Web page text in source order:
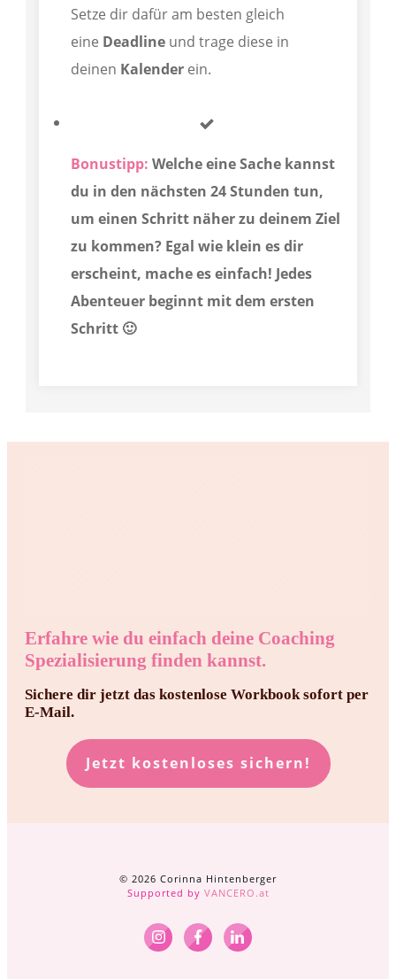
Setze dir dafür am besten gleich
eine Deadline und trage diese in
deinen Kalender ein.
Bonustipp: Welche eine Sache kannst
du in den nächsten 24 Stunden tun,
um einen Schritt näher zu deinem Ziel
zu kommen? Egal wie klein es dir
erscheint, mache es einfach! Jedes
Abenteuer beginnt mit dem ersten
Schritt 🙂
Erfahre wie du einfach deine Coaching
Spezialisierung finden kannst.
Sichere dir jetzt das kostenlose Workbook sofort per
E-Mail.
Jetzt kostenloses sichern!
©️ 2026 Corinna Hintenberger
Supported by VANCERO.at